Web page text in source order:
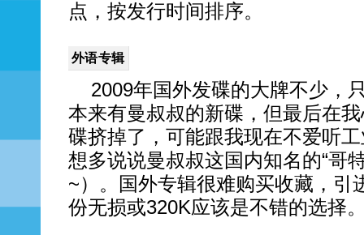
点，按发行时间排序。
外语专辑
2009年国外发碟的大牌不少，
本来有曼叔叔的新碟，但最后在
碟挤掉了，可能跟我现在不爱听
想多说说曼叔叔这国内知名的“哥
~）。国外专辑很难购买收藏，引
份无损或320K应该是不错的选择